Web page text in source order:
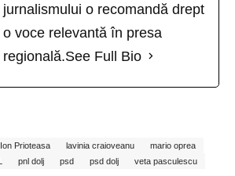
jurnalismului o recomandă drept
o voce relevantă în presa
regională.See Full Bio
Ion Prioteasa lavinia craioveanu
mario oprea
pnl dolj psd psd dolj veta pasculescu